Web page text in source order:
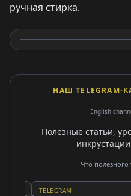
ручная стирка.
НАШ TELEGRAM-
English
Полезные статьи,
Что полезного
TELEGRAM